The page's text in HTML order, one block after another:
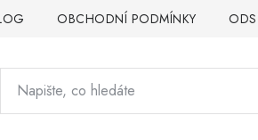
OBCHODNÍ PODMÍNKY